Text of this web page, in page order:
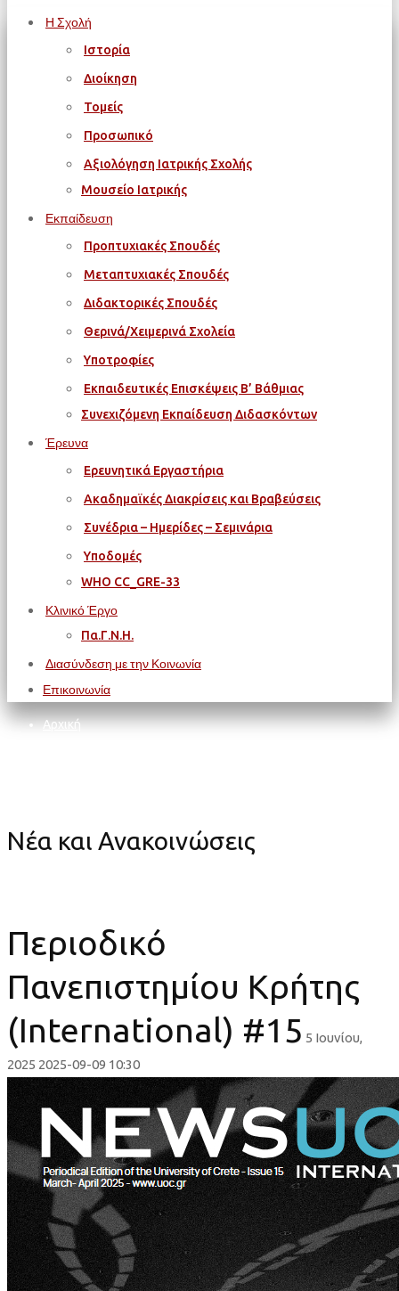
Η Σχολή
Ιστορία
Διοίκηση
Τομείς
Προσωπικό
Αξιολόγηση Ιατρικής Σχολής
Μουσείο Ιατρικής
Εκπαίδευση
Προπτυχιακές Σπουδές
Μεταπτυχιακές Σπουδές
Διδακτορικές Σπουδές
Θερινά/Χειμερινά Σχολεία
Υποτροφίες
Εκπαιδευτικές Επισκέψεις Β’ Βάθμιας
Συνεχιζόμενη Εκπαίδευση Διδασκόντων
Έρευνα
Ερευνητικά Εργαστήρια
Ακαδημαϊκές Διακρίσεις και Βραβεύσεις
Συνέδρια – Ημερίδες – Σεμινάρια
Υποδομές
WΗΟ CC_GRE-33
Κλινικό Έργο
Πα.Γ.Ν.Η.
Διασύνδεση με την Κοινωνία
Επικοινωνία
Αρχική
Νέα και Ανακοινώσεις
Περιοδικό
Πανεπιστημίου Κρήτης
(International) #15 5 Ιουνίου,
2025 2025-09-09 10:30
Περιοδικό
Πανεπιστημίου
Κρήτης
(International)
#15